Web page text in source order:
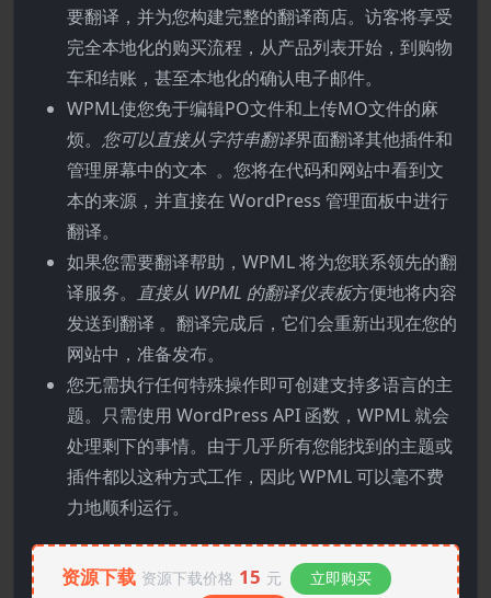
要翻译，并为您构建完整的翻译商店。访客将享受
完全本地化的购买流程，从产品列表开始，到购物
车和结账，甚至本地化的确认电子邮件。
WPML使您免于编辑PO文件和上传MO文件的麻
烦。 您可以直接从字符串翻译界面翻译其他插件和
管理屏幕中的文本 。您将在代码和网站中看到文
本的来源，并直接在 WordPress 管理面板中进行
翻译。
如果您需要翻译帮助，WPML 将为您联系领先的翻
译服务。
直接从 WPML 的翻译仪表板方便地将内容
发送到翻译 。翻译完成后，它们会重新出现在您的
网站中，准备发布。
您无需执行任何特殊操作即可创建支持多语言的主
题。只需使用 WordPress API 函数，WPML 就会
处理剩下的事情。由于几乎所有您能找到的主题或
插件都以这种方式工作，因此 WPML 可以毫不费
力地顺利运行。
资源下载 资源下载价格 15 元
立即购买